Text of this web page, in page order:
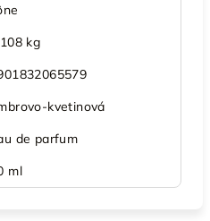
kg
kvetinová
de parfum
ml